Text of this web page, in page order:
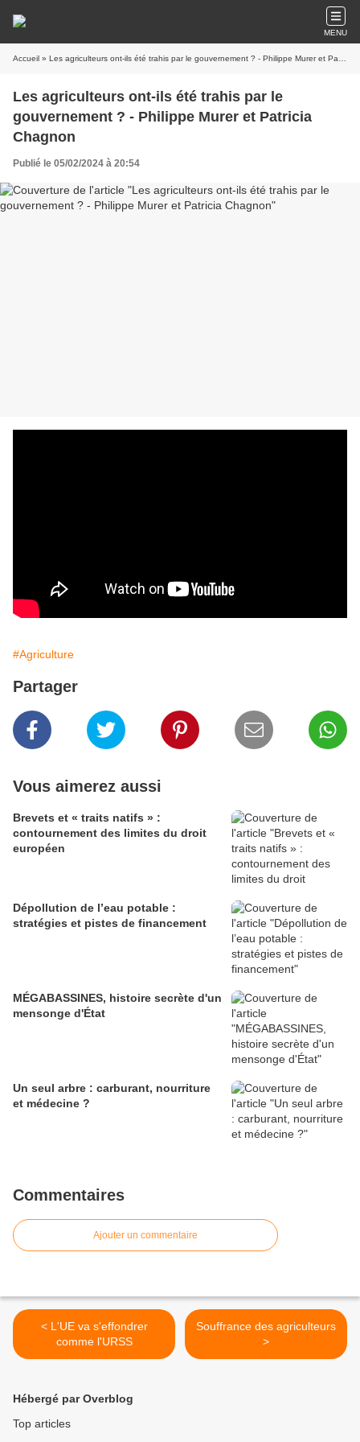
MENU
Accueil » Les agriculteurs ont-ils été trahis par le gouvernement ? - Philippe Murer et Patricia Chagnon
Les agriculteurs ont-ils été trahis par le
gouvernement ? - Philippe Murer et Patricia
Chagnon
Publié le 05/02/2024 à 20:54
#Agriculture
Partager
Vous aimerez aussi
Brevets et « traits natifs » :
contournement des limites du droit
européen
Dépollution de l’eau potable :
stratégies et pistes de financement
MÉGABASSINES, histoire secrète d'un
mensonge d'État
Un seul arbre : carburant, nourriture
et médecine ?
Commentaires
Ajouter un commentaire
< L'UE va s'effondrer
comme l'URSS
Souffrance des agriculteurs
>
Hébergé par Overblog
Top articles